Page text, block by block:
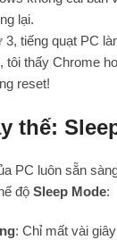
lại.
tiếng quạt PC
tôi thấy Chrome
reset!
thế:
PC luôn sẵn
độ Sleep Mode:
: Chỉ mất vài